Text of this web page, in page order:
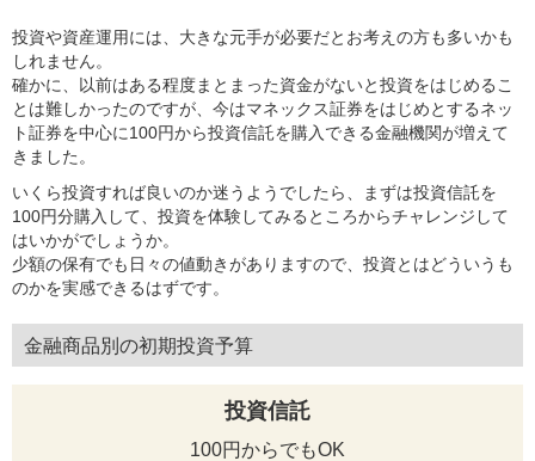
投資や資産運用には、大きな元手が必要だとお考えの方も多いかも
しれません。
確かに、以前はある程度まとまった資金がないと投資をはじめるこ
とは難しかったのですが、今はマネックス証券をはじめとするネッ
ト証券を中心に100円から投資信託を購入できる金融機関が増えて
きました。
いくら投資すれば良いのか迷うようでしたら、まずは投資信託を
100円分購入して、投資を体験してみるところからチャレンジして
はいかがでしょうか。
少額の保有でも日々の値動きがありますので、投資とはどういうも
のかを実感できるはずです。
金融商品別の初期投資予算
投資信託
100円からでもOK